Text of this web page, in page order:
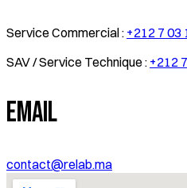
Service Commercial : +212 7 03
SAV / Service Technique : +212
Email
contact@relab.ma